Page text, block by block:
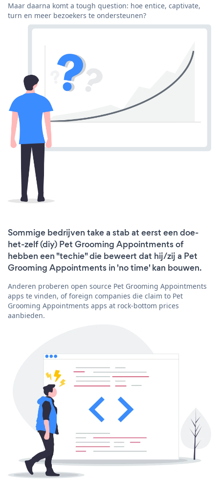
Maar daarna komt a tough question: hoe entice, captivate,
turn en meer bezoekers te ondersteunen?
Sommige bedrijven take a stab at eerst een doe-
het-zelf (diy) Pet Grooming Appointments of
hebben een "techie" die beweert dat hij/zij a Pet
Grooming Appointments in 'no time' kan bouwen.
Anderen proberen open source Pet Grooming Appointments
apps te vinden, of foreign companies die claim to Pet
Grooming Appointments apps at rock-bottom prices
aanbieden.